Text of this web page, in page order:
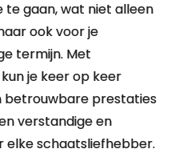
gaan, wat niet alleen
ook voor je
termijn. Met
je keer op keer
betrouwbare prestaties
verstandige en
elke schaatsliefhebber.